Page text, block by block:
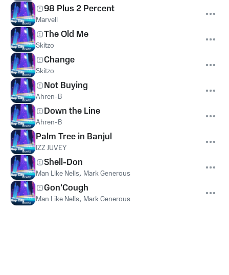
98 Plus 2 Percent
Marvell
The Old Me
Skitzo
Change
Skitzo
Not Buying
Ahren-B
Down the Line
Ahren-B
Palm Tree in Banjul
IZZ JUVEY
Shell-Don
Man Like Nells, Mark Generous
Gon'Cough
Man Like Nells, Mark Generous